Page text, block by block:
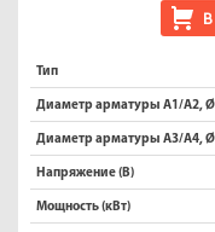
Тип
Диаметр арматуры А1/А2,
Диаметр арматуры А3/А4,
Напряжение (В)
Мощность (кВт)